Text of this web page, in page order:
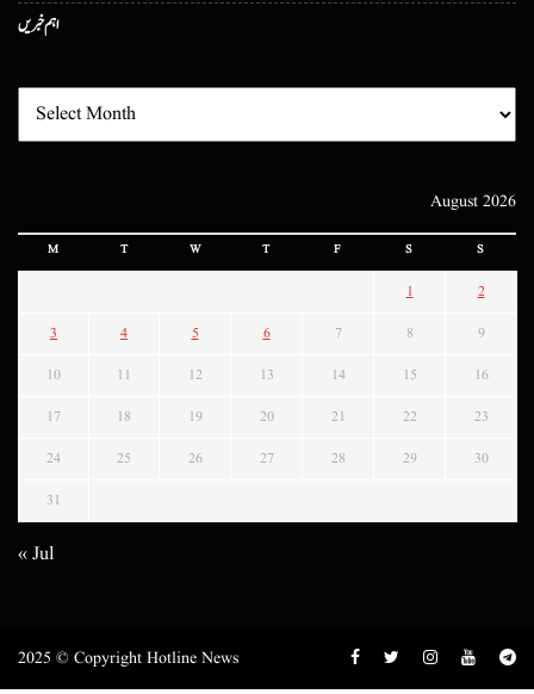
اہم خبریں
August 2026
M T W T F S S
1 2
3 4 5 6 7 8 9
10 11 12 13 14 15 16
17 18 19 20 21 22 23
24 25 26 27 28 29 30
31
« Jul
2025 © Copyright Hotline News